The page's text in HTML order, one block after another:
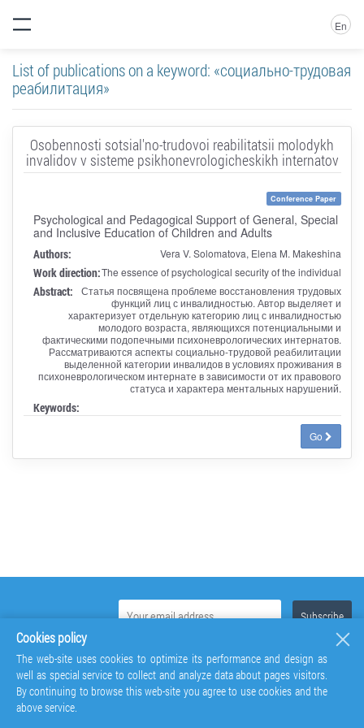
En
List of publications on a keyword: «социально-трудовая
реабилитация»
Osobennosti sotsial'no-trudovoi reabilitatsii molodykh
invalidov v sisteme psikhonevrologicheskikh internatov
Conference Paper
Psychological and Pedagogical Support of General, Special
and Inclusive Education of Children and Adults
Authors: Vera V. Solomatova, Elena M. Makeshina
Work direction:The essence of psychological security of the individual
Abstract:
Статья посвящена проблеме восстановления трудовых
функций лиц с инвалидностью. Автор выделяет и
характеризует отдельную категорию лиц с инвалидностью
молодого возраста, являющихся потенциальными и
фактическими подопечными психоневрологических интернатов.
Рассматриваются аспекты социально-трудовой реабилитации
выделенной категории инвалидов в условиях проживания в
психоневрологическом интернате в зависимости от их правового
статуса и характера ментальных нарушений.
Keywords:
Go
Cookies policy
The web-site uses cookies to optimize its performance and design as
well as special service to collect and analyze data about pages visitors.
By continuing to browse this web-site you agree to use cookies and the
above service.